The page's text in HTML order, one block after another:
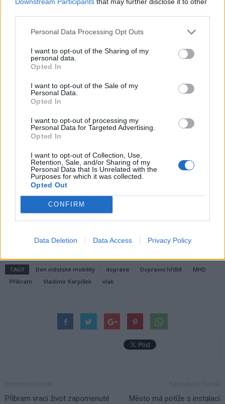
Personal Data Processing Opt Outs
I want to opt-out of the Sharing of my
personal data.
Opted In
I want to opt-out of the Sale of my
Personal Data.
Opted In
I want to opt-out of processing my
Personal Data for Targeted Advertising.
Opted In
I want to opt-out of Collection, Use,
Retention, Sale, and/or Sharing of my
Personal Data that Is Unrelated with the
Purposes for which it was collected.
Opted Out
CONFIRM
Data Deletion Data Access Privacy Policy
Komentáře
TAGY Den městské mobility doprava Dopravní hřiště
MHD
Příbram
Vladimír Karpíšek vlak
Příbram vrací život zapomenuté
Město má potíže s instalací